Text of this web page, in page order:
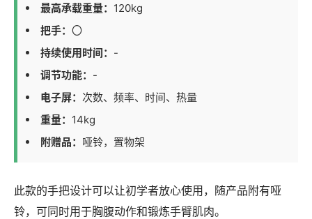
最高承载重量： 120kg
把手： 〇
持续使用时间： -
调节功能： -
电子屏： 次数、频率、时间、热量
重量： 14kg
附赠品： 哑铃，置物架
此款的手把设计可以让初学者放心使用，随产品附有哑
铃，可同时用于胸腹动作和锻炼手臂肌肉。